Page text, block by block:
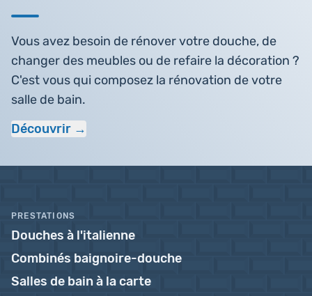
Vous avez besoin de rénover votre douche, de
changer des meubles ou de refaire la décoration ?
C'est vous qui composez la rénovation de votre
salle de bain.
Découvrir
PRESTATIONS
Douches à l'italienne
Combinés baignoire-douche
Salles de bain à la carte